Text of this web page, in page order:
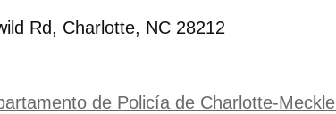
Rd, Charlotte, NC 28212
de Policía de Charlotte-